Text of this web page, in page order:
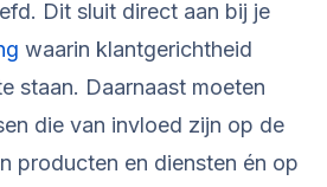
Dit sluit direct aan bij je
waarin klantgerichtheid
staan. Daarnaast moeten
die van invloed zijn op de
producten en diensten én op